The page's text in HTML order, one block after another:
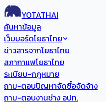
YOTATHAI
ค้นหาข้อมูล
เว็บบอร์ดโยธาไทย
ข่าวสารจากโยธาไทย
สภากาแฟโยธาไทย
ระเบียบ-กฎหมาย
ถาม-ตอบปัญหาจัดซื้อจัดจ้าง
ถาม-ตอบงานช่าง อปท.